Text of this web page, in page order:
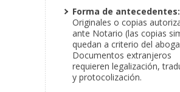
Forma de antecedentes:
Originales o copias
ante Notario (las copias
quedan a criterio del
Documentos extranjeros
requieren legalización,
y protocolización.